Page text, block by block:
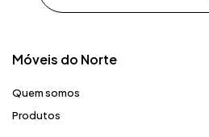
Móveis do Norte​
Quem somos
Produtos